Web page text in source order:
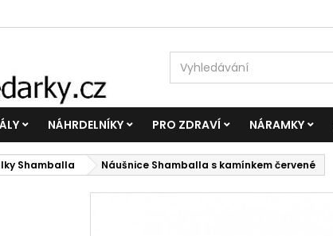
NÁHRDELNÍKY PRO ZDRAVÍ NÁRAMKY
Shamballa Náušnice Shamballa s kamínkem červené